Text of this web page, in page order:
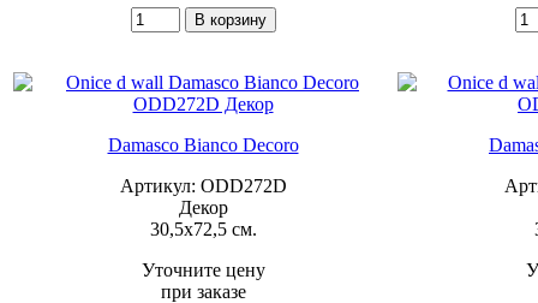
Damasco Bianco Decoro
Артикул: ODD272D
Декор
30,5x72,5 см.
Уточните цену
при заказе